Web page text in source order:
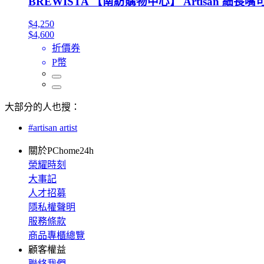
$4,250
$4,600
折價券
P幣
大部分的人也搜：
#artisan artist
關於PChome24h
榮耀時刻
大事記
人才招募
隱私權聲明
服務條款
商品專櫃總覽
顧客權益